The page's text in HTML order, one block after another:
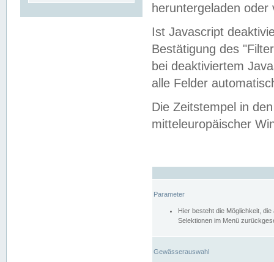
heruntergeladen oder
Ist Javascript
Bestätigung des
bei deaktiviertem
alle Felder
Die Zeitstempel in
mitteleuropäischer
Parameter
Hier besteht die Möglichkeit,
Selektionen im Menü
Gewässerauswahl